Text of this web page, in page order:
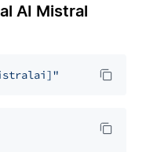
AI Mistral